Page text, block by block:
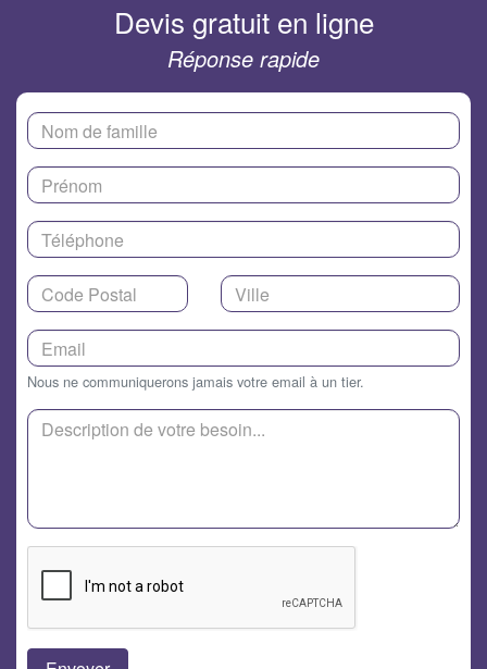
Devis gratuit en ligne
Réponse rapide
Nous ne communiquerons jamais votre email à un tier.